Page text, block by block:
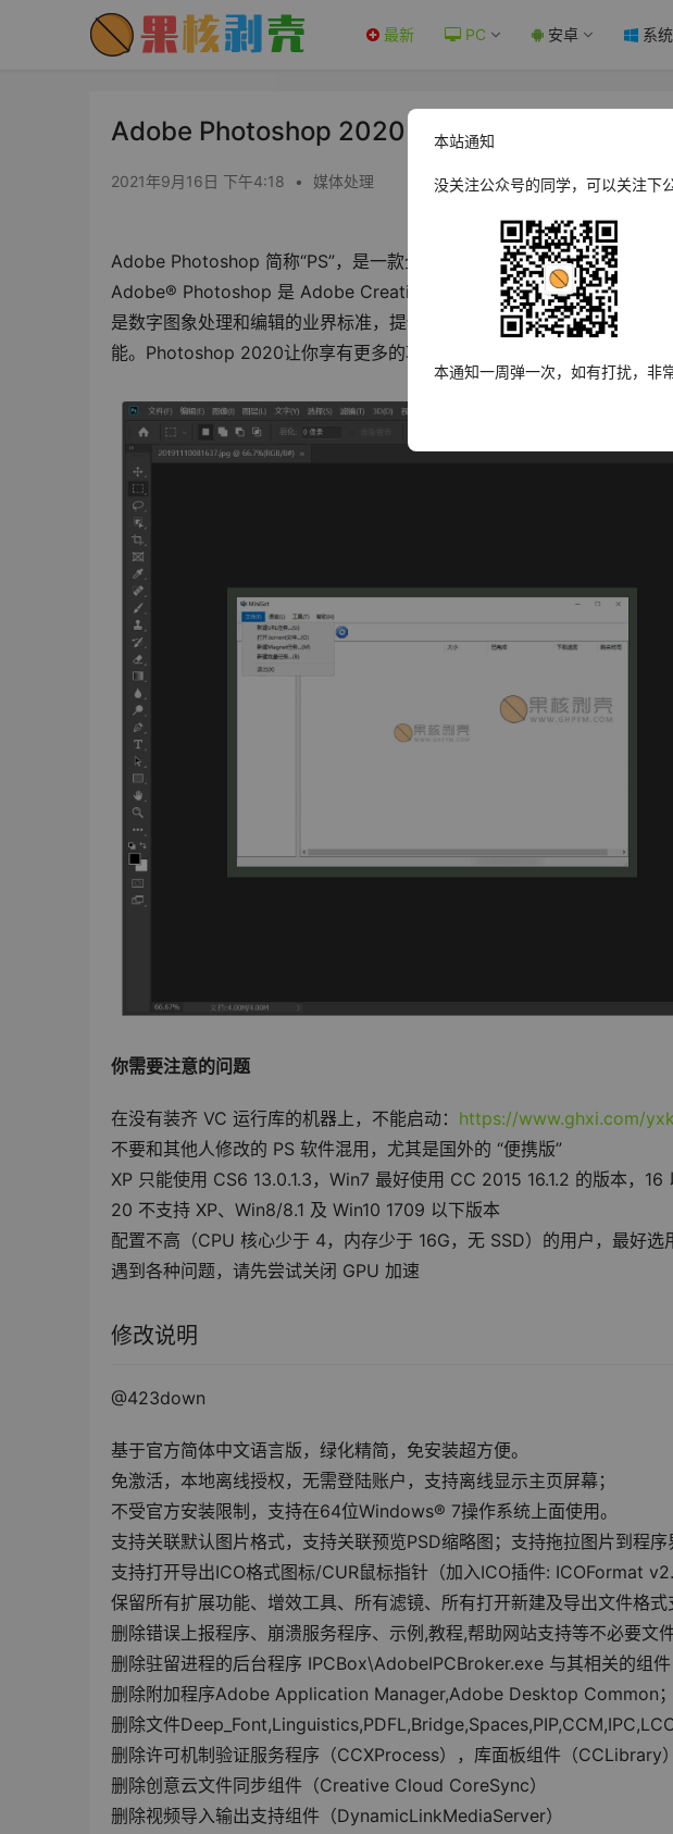
最新 PC 安卓 系统
Adobe Photoshop 2020 v21.2.12.215 绿色精简
2021年9月16日 下午4:18 • 媒体处理
Adobe Photoshop 简称“PS”，是一款全球最大的图像处理软件，知名
Adobe® Photoshop 是 Adobe Creative Cloud 创意云应用程序产品里
是数字图象处理和编辑的业界标准，提供广泛的专业级润饰工具套件，并
能。Photoshop 2020让你享有更多的功能和速度体验，让令人惊叹的图
你需要注意的问题
在没有装齐 VC 运行库的机器上，不能启动： https://www.ghxi.com/
不要和其他人修改的 PS 软件混用，尤其是国外的 “便携版”
XP 只能使用 CS6 13.0.1.3，Win7 最好使用 CC 2015 16.1.2 的版本，16
20 不支持 XP、Win8/8.1 及 Win10 1709 以下版本
配置不高（CPU 核心少于 4，内存少于 16G，无 SSD）的用户，最好选
遇到各种问题，请先尝试关闭 GPU 加速
修改说明
@423down
基于官方简体中文语言版，绿化精简，免安装超方便。
免激活，本地离线授权，无需登陆账户，支持离线显示主页屏幕；
不受官方安装限制，支持在64位Windows® 7操作系统上面使用。
支持关联默认图片格式，支持关联预览PSD缩略图；支持拖拉图片到程序
支持打开导出ICO格式图标/CUR鼠标指针（加入ICO插件: ICOFormat
保留所有扩展功能、增效工具、所有滤镜、所有打开新建及导出文件格式
删除错误上报程序、崩溃服务程序、示例,教程,帮助网站支持等不必要文件
删除驻留进程的后台程序 IPCBox\AdobeIPCBroker.exe 与其相关的组件
删除附加程序Adobe Application Manager,Adobe Desktop Common；
删除文件Deep_Font,Linguistics,PDFL,Bridge,Spaces,PIP,CCM,IPC,LCC
删除许可机制验证服务程序（CCXProcess），库面板组件（CCLibrary）
删除创意云文件同步组件（Creative Cloud CoreSync）
删除视频导入输出支持组件（DynamicLinkMediaServer）
本站通知
没关注公众号的同学，可以关注下
本通知一周弹一次，如有打扰，非